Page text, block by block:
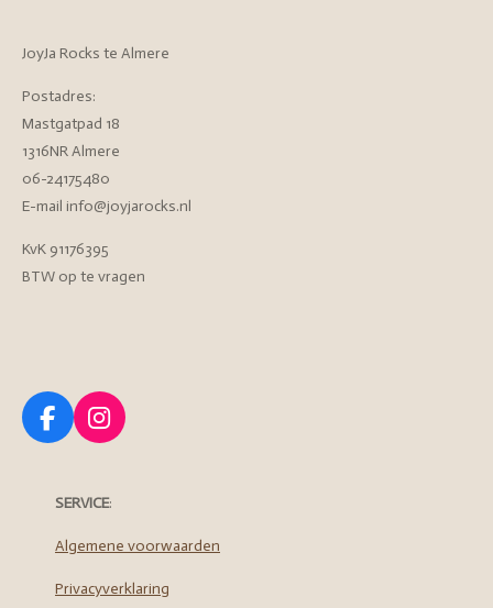
JoyJa Rocks te Almere
Postadres:
Mastgatpad 18
1316NR Almere
06-24175480
E-mail info@joyjarocks.nl
KvK 91176395
BTW op te vragen
F
a
e
o
k
I
n
t
g
a
SERVICE:
Algemene voorwaarden
Privacyverklaring